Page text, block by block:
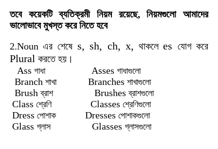
তবে কয়েকটি ব্যতিক্রমী নিয়ম রয়েছে, নিয়মগুলোআমাদের
ভালোভাবে মুখস্ত করে নিতে হবে
2.Noun এর শেষেs, sh, ch, x,থাকলেes যোগ করে
Plural করতে হয়।
Ass গাধা Asses গাধাগুলো
Branch শাখা Branches শাখাগুলো
Brushব্রাশ Brushesব্রাশগুলো
Class শ্রেণি Classes শ্রেণিগুলো
Dress পোশাক Dresses পোশাকগুলো
Glass গ্লাস Glasses গ্লাসগুলো